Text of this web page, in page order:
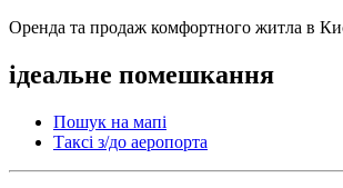
Оренда та продаж комфортного житла в
ідеальне помешкання
Пошук на мапі
Таксi з/до аеропорта